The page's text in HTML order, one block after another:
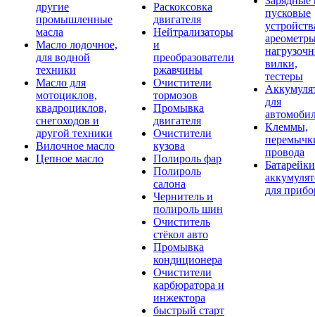
другие
промышленные
масла
Масло лодочное,
для водной
техники
Масло для
мотоциклов,
квадроциклов,
снегоходов и
другой техники
Вилочное масло
Цепное масло
Раскоксовка
двигателя
Нейтрализаторы
и
преобразователи
ржавчины
Очистители
тормозов
Промывка
двигателя
Очистители
кузова
Полироль фар
Полироль
салона
Чернитель и
полироль шин
Очиститель
стёкол авто
Промывка
кондиционера
Очистители
карбюратора и
инжектора
быстрый старт
пусковые
вилки,
тестеры
для
Клеммы,
провода
для